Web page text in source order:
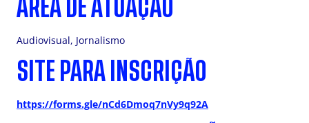
ÁREA DE ATUAÇÃO
Audiovisual, Jornalismo
SITE PARA INSCRIÇÃO
https://forms.gle/nCd6Dmoq7nVy9q92A